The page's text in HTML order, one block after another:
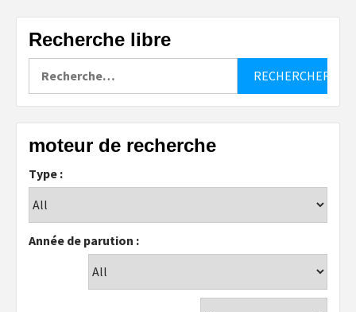
Recherche libre
moteur de recherche
Type :
Année de parution :